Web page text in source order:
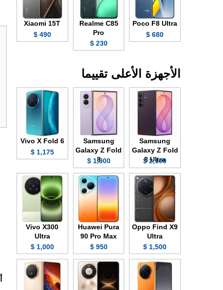
Poco F8 Ultra
680 $
Realme C85
Pro
230 $
Xiaomi 15T
490 $
الأجهزة الأعلى تقييما
Samsung
Galaxy Z Fold
8 Ultra
2,100 $
Samsung
Galaxy Z Fold
8
1,900 $
Vivo X Fold 6
1,175 $
Oppo Find X9
Ultra
1,500 $
Huawei Pura
90 Pro Max
950 $
Vivo X300
Ultra
1,000 $